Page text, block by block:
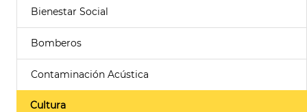
Bienestar Social
Bomberos
Contaminación Acústica
Cultura